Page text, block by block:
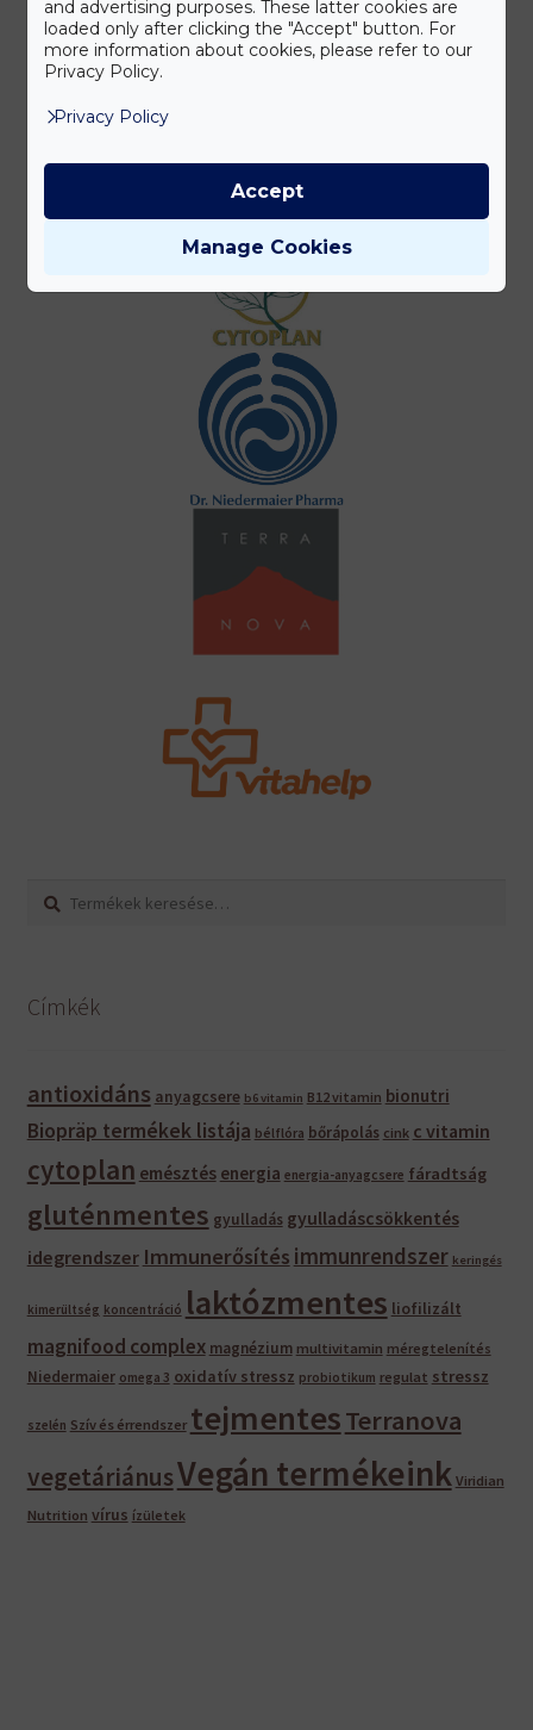
Keresés
Keresés
Címkék
antioxidáns anyagcsere b6 vitamin B12 vitamin bionutri
Biopräp termékek listája bélflóra bőrápolás cink c vitamin
cytoplan emésztés energia energia-anyagcsere fáradtság
gluténmentes gyulladás gyulladáscsökkentés
idegrendszer Immunerősítés immunrendszer keringés
kimerültség koncentráció laktózmentes liofilizált
magnifood complex magnézium multivitamin méregtelenítés
Niedermaier omega 3 oxidatív stressz probiotikum regulat stressz
szelén Szív és érrendszer tejmentesTerranova
vegetáriánusVegán termékeink Viridian
Nutrition vírus ízületek
and advertising purposes. These latter cookies are
loaded only after clicking the "Accept" button. For
more information about cookies, please refer to our
Privacy Policy.
Privacy Policy
Manage Cookies
Accept